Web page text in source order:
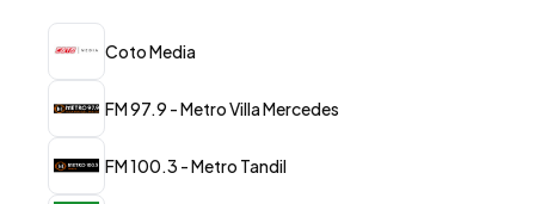
Coto Media
FM 97.9 - Metro Villa Mercedes
FM 100.3 - Metro Tandil